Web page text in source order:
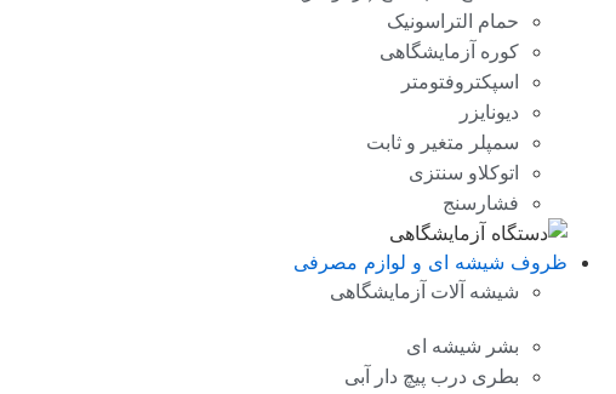
حمام التراسونیک
کوره آزمایشگاهی
اسپکتروفتومتر
دیونایزر
سمپلر متغیر و ثابت
اتوکلاو سنتزی
فشارسنج
ظروف شیشه ای و لوازم مصرفی
شیشه آلات آزمایشگاهی
بشر شیشه ای
بطری درب پیچ دار آبی